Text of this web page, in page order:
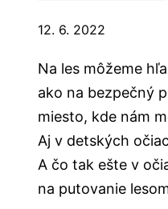
12. 6. 2022
Na les môžeme
ako na bezpečný
miesto, kde nám
Aj v detských
A čo tak ešte v
na putovanie